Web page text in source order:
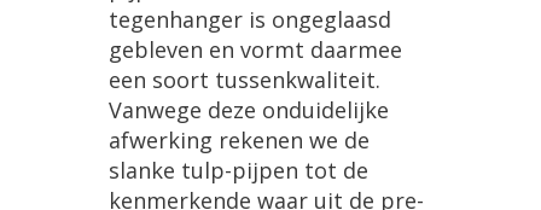
tegenhanger is ongeglaasd
gebleven en vormt daarmee
een soort tussenkwaliteit.
Vanwege deze onduidelijke
afwerking rekenen we de
slanke tulp-pijpen tot de
kenmerkende waar uit de pre-